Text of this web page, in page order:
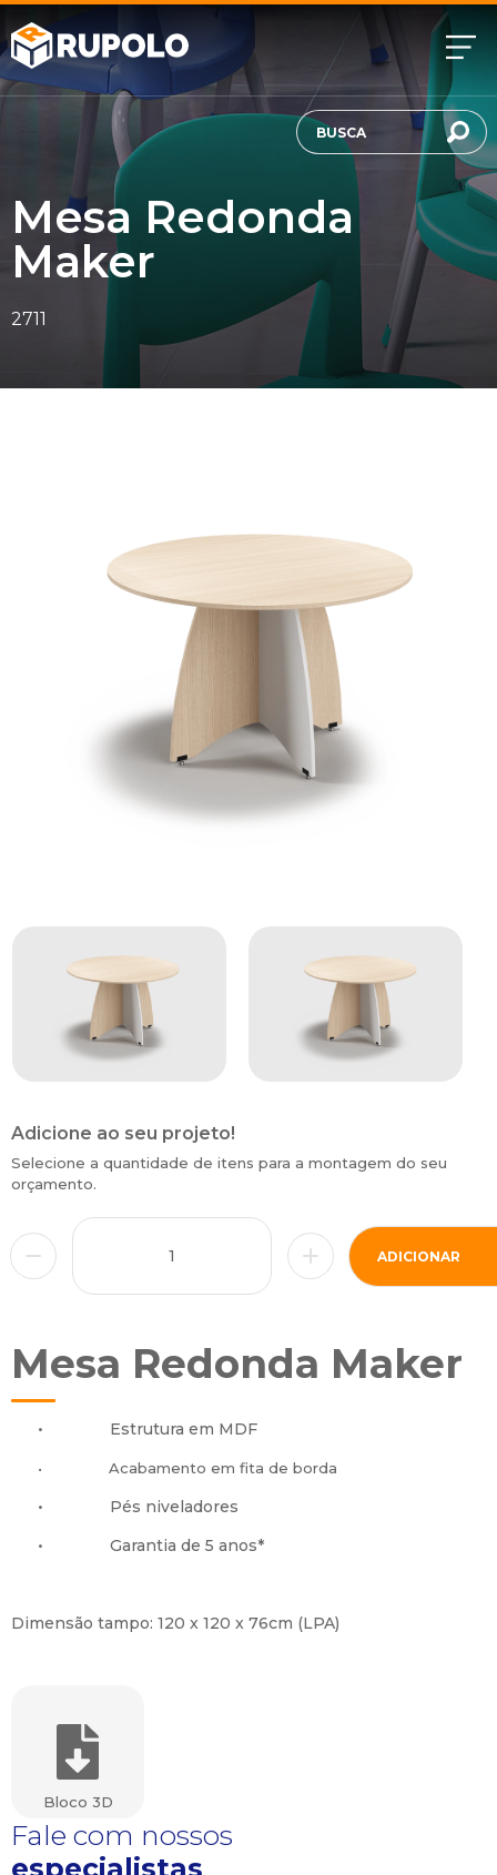
Mesa Redonda
Maker
2711
Mesa Redonda Maker
• Estrutura em MDF
• Acabamento em fita de borda
•
Pés niveladores
•
Garantia de 5 anos*
Dimensão tampo: 120 x 120 x 76cm (LPA)
Bloco 3D
Adicione ao seu projeto!
Selecione a quantidade de itens para a montagem do seu
orçamento.
ADICIONAR
Fale com nossos
especialistas